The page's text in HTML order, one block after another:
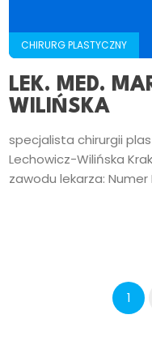
CHIRURG PLASTYCZNY
LEK. MED.
WILIŃSKA
specjalista chirurgii
Lechowicz-Wilińska
zawodu lekarza: Numer
1